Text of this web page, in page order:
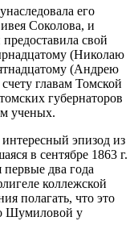
его
Соколова, и
свой
(Николаю
(Андрею
главам Томской
губернаторов
ученых.
эпизод из
в сентябре 1863 г.
два года
коллежской
полагать, что это
Шумиловой у